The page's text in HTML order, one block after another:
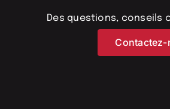
Des questions, conseils
Contactez-